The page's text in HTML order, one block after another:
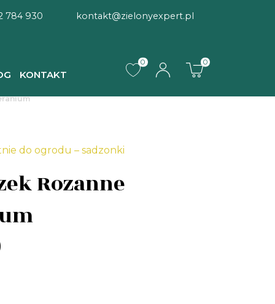
784 930
kontakt@zielonyexpert.pl
KONTAKT
0 0
do ogrodu – sadzonki
Rozanne